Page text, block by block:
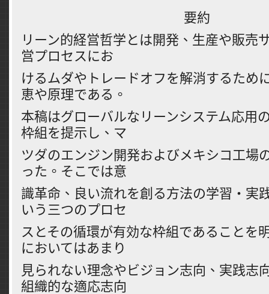
要約
リーン的経営哲学とは開発、生産や販売
営プロセスにお
けるムダやトレート オフを解消するため
恵や原理である。
本稿はグロ ーバルなリ ーンシステム応用
枠組を提示し、マ
ツダのエンジン開発およひメキシコ工場
った。そこでは意
識革命、良い流れを創る方法の学習 ・実
いう三つのプロセ
スとその循環が有効な枠組てあることを
においてはあまり
見られない理念やビジョン志向、 実践志
組織的な適応志向